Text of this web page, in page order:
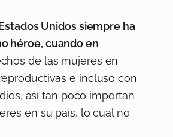
Unidos siempre ha
héroe, cuando en
de las mujeres en
e incluso con
así tan poco importan
en su país, lo cual no